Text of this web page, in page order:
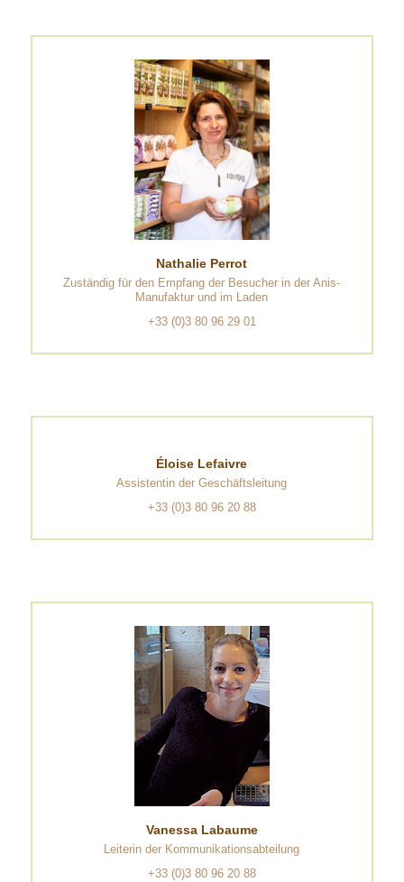
Nathalie Perrot
Zuständig für den Empfang der Besucher in der Anis-
Manufaktur und im Laden
+33 (0)3 80 96 29 01
Éloise Lefaivre
Assistentin der Geschäftsleitung
+33 (0)3 80 96 20 88
Vanessa Labaume
Leiterin der Kommunikationsabteilung
+33 (0)3 80 96 20 88